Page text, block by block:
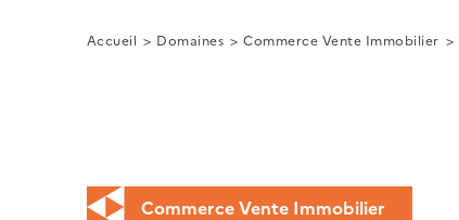
Accueil Domaines Commerce Vente Immobilier
Commerce Vente Immobilier